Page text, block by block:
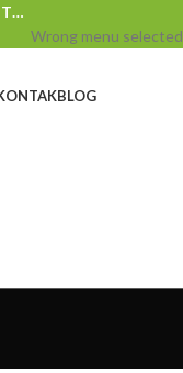
Wrong menu selected
BLOG